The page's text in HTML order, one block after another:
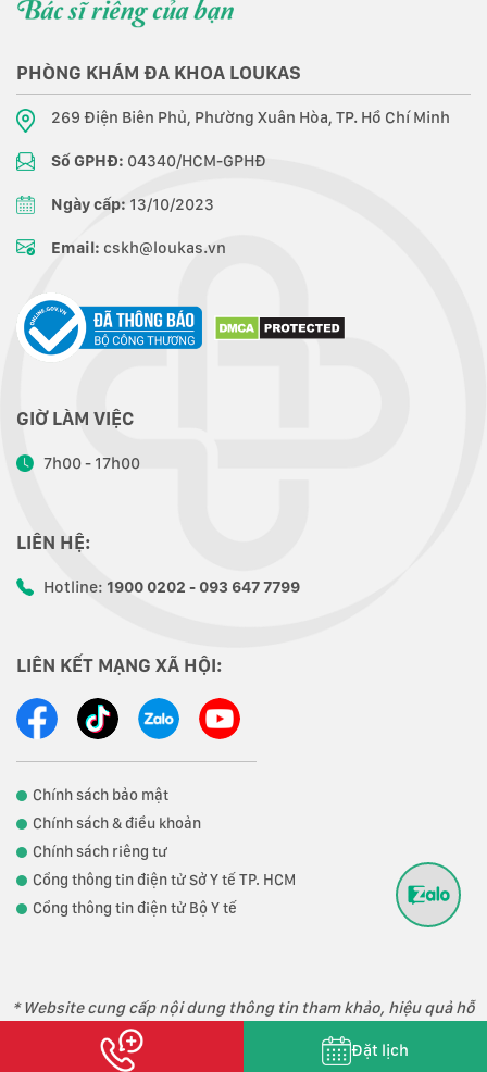
PHÒNG KHÁM ĐA KHOA LOUKAS
269 Điện Biên Phủ, Phường Xuân Hòa, TP. Hồ Chí Minh
Số GPHĐ: 04340/HCM-GPHĐ
Ngày cấp: 13/10/2023
Email: cskh@loukas.vn
GIỜ LÀM VIỆC
7h00 - 17h00
LIÊN HỆ:
Hotline: 1900 0202 - 093 647 7799
LIÊN KẾT MẠNG XÃ HỘI:
Chính sách bảo mật
Chính sách & điều khoản
Chính sách riêng tư
Cổng thông tin điện tử Sở Y tế TP. HCM
Cổng thông tin điện tử Bộ Y tế
* Website cung cấp nội dung thông tin tham khảo, hiệu quả hỗ
trợ điều trị phụ thuộc vào thể trạng từng người.
Đặt lịch